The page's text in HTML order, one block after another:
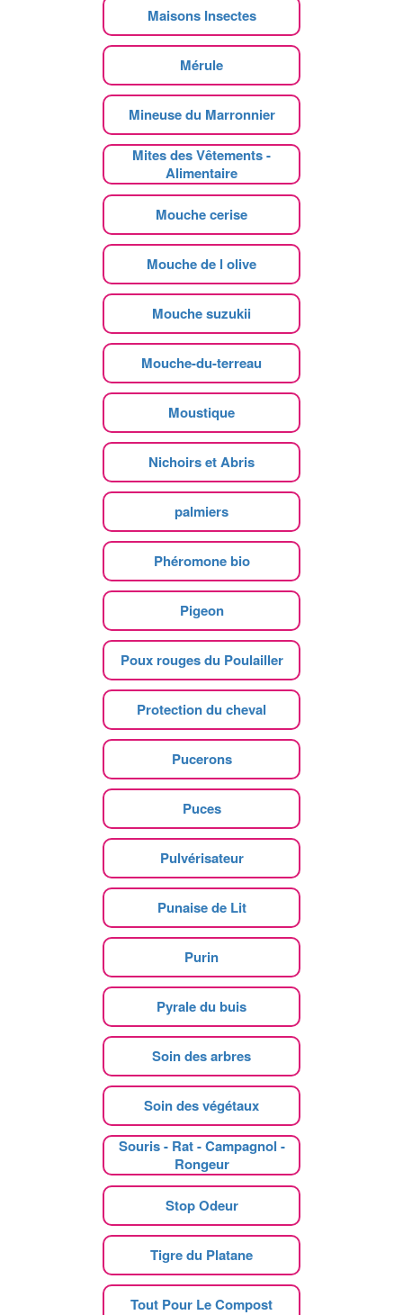
Maisons Insectes
Mérule
Mineuse du Marronnier
Mites des Vêtements -
Alimentaire
Mouche cerise
Mouche de l olive
Mouche suzukii
Mouche-du-terreau
Moustique
Nichoirs et Abris
palmiers
Phéromone bio
Pigeon
Poux rouges du Poulailler
Protection du cheval
Pucerons
Puces
Pulvérisateur
Punaise de Lit
Purin
Pyrale du buis
Soin des arbres
Soin des végétaux
Souris - Rat - Campagnol -
Rongeur
Stop Odeur
Tigre du Platane
Tout Pour Le Compost